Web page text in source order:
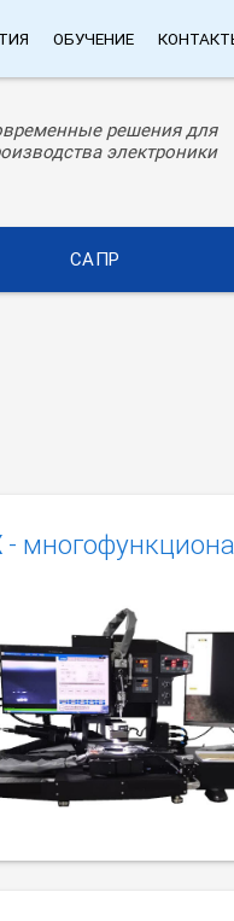
ОБУЧЕНИЕ
решения для
электроники
САПР
-